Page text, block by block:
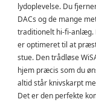
lydoplevelse. Du
DACs og de mange
traditionelt hi-fi-anlæg.
er optimeret til at
stue. Den trådløse
hjem præcis som du
altid står knivskarpt
Det er den perfekte